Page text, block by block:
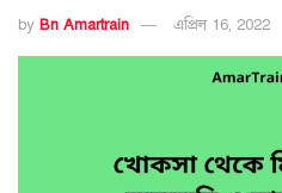
by Bn Amartrain এপ্রিল 16, 2022